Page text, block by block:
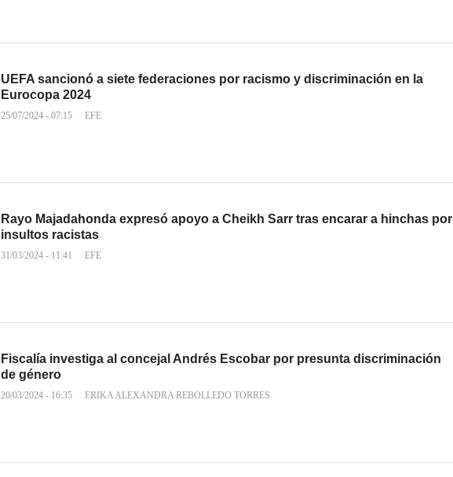
UEFA sancionó a siete federaciones por racismo y discriminación en la
Eurocopa 2024
25/07/2024 - 07:15 EFE
Rayo Majadahonda expresó apoyo a Cheikh Sarr tras encarar a hinchas por
insultos racistas
31/03/2024 - 11:41 EFE
Fiscalía investiga al concejal Andrés Escobar por presunta discriminación
de género
20/03/2024 - 16:35 ERIKA ALEXANDRA REBOLLEDO TORRES